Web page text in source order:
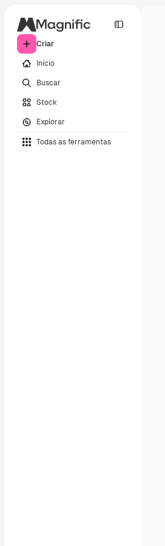
Criar
Início
Buscar
Stock
Explorar
Todas as ferramentas